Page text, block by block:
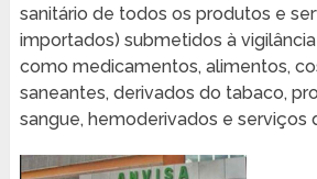
sanitário de todos os produtos e
importados) submetidos à vigilância
como medicamentos, alimentos,
saneantes, derivados do tabaco,
sangue, hemoderivados e serviços